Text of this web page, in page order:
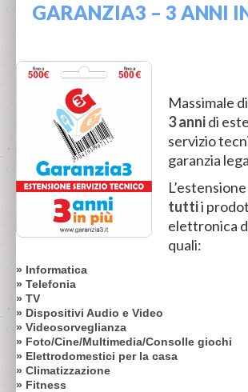
GARANZIA3 – 3 ANNI
Massimale
3 annidi
servizio
garanzia
tuttii
elettronica
quali:
» Informatica
» Telefonia
» TV
» Dispositivi Audio e Video
» Videosorveglianza
» Foto/Cine/Multimedia/Consolle giochi
» Elettrodomestici per la casa
» Climatizzazione
» Fitness